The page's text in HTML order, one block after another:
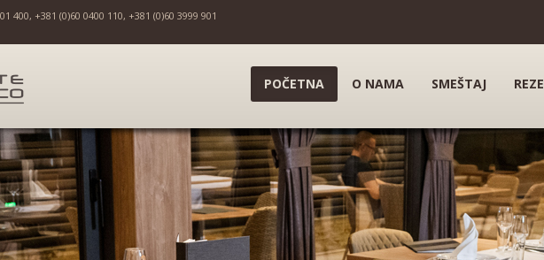
400, +381 (0)60 0400 110, +381 (0)60 3999 901
POČETNA O NAMA SMEŠTAJ